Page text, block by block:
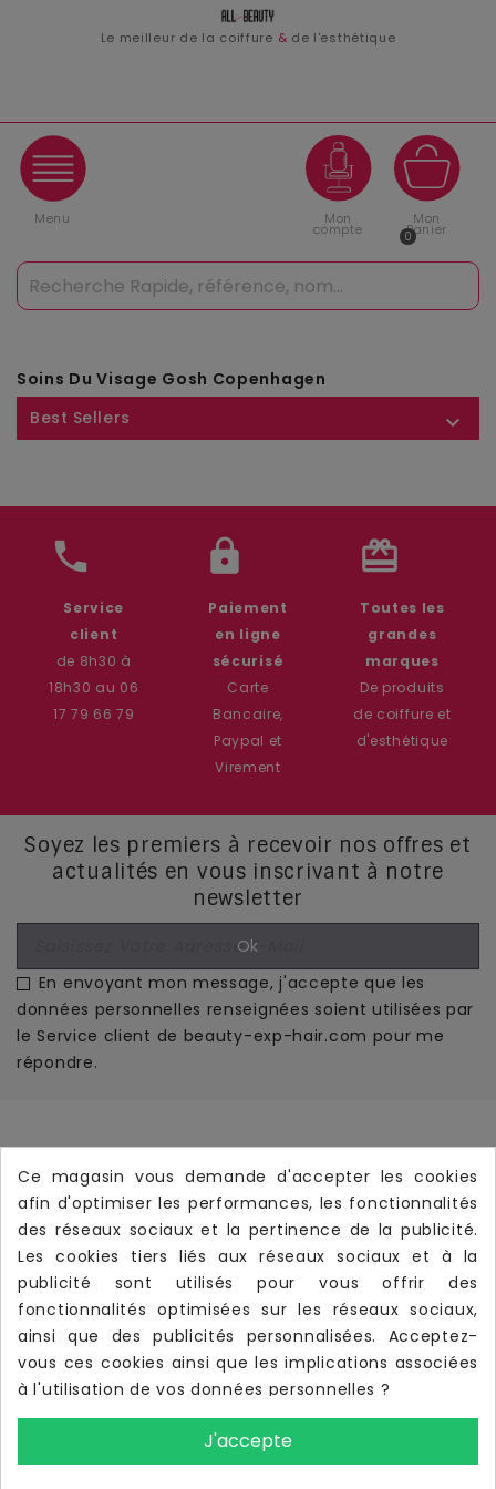
Le meilleur de la coiffure & de l'esthétique
0
Mon
Panier
Menu Mon
compte
Soins Du Visage Gosh Copenhagen
Best Sellers

phone
Service
client
de 8h30 à
18h30 au 06
17 79 66 79
lock
Paiement
en ligne
sécurisé
Carte
Bancaire,
Paypal et
Virement
card_giftcard
Toutes les
grandes
marques
De produits
de coiffure et
d'esthétique
Soyez les premiers à recevoir nos offres et
actualités en vous inscrivant à notre
newsletter
En envoyant mon message, j'accepte que les
données personnelles renseignées soient utilisées par
le Service client de beauty-exp-hair.com pour me
répondre.
Informations
Produits

Notre Société

Votre Compte

local_shipping Livraison Rapide
Livraison offerte dès190 €d’achat TTC
Ce magasin vous demande d'accepter les cookies
afin d'optimiser les performances, les fonctionnalités
des réseaux sociaux et la pertinence de la publicité.
Les cookies tiers liés aux réseaux sociaux et à la
publicité sont utilisés pour vous offrir des
fonctionnalités optimisées sur les réseaux sociaux,
ainsi que des publicités personnalisées. Acceptez-
vous ces cookies ainsi que les implications associées
à l'utilisation de vos données personnelles ?
J'accepte